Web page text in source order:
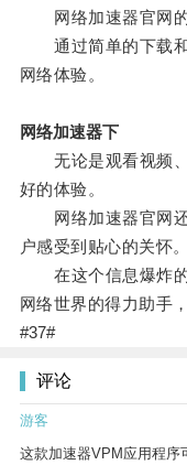
网络加速器官网的
通过简单的下载和
网络体验。
网络加速器下
无论是观看视频、
好的体验。
网络加速器官网还
户感受到贴心的关怀。
在这个信息爆炸的
网络世界的得力助手
#37#
评论
游客
这款加速器VPM应用程序